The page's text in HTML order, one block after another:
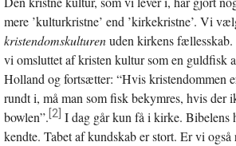
mere ’kulturkristne’ end ’kirkekristne’. Vi
kristendomskulturenuden kirkens fællesskab.
vi omsluttet af kristen kultur som en guldfisk
Holland og fortsætter: “Hvis kristendommen
rundt i, må man som fisk bekymres, hvis der
bowlen”.[2] I dag går kun få i kirke. Bibelens
kendte. Tabet af kundskab er stort. Er vi også